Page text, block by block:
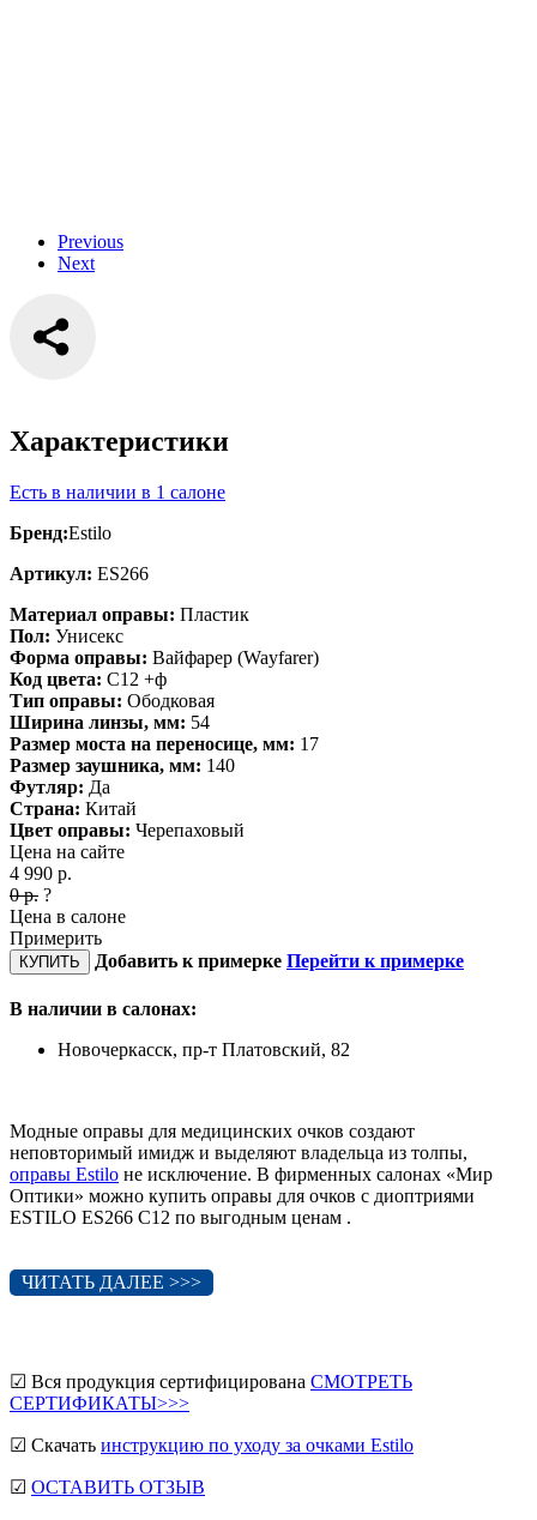
Previous
Next
Характеристики
Есть в наличии в 1 салоне
Бренд:Estilo
Артикул: ES266
Материал оправы: Пластик
Пол: Унисекс
Форма оправы: Вайфарер (Wayfarer)
Код цвета: C12 +ф
Тип оправы: Ободковая
Ширина линзы, мм: 54
Размер моста на переносице, мм: 17
Размер заушника, мм: 140
Футляр: Да
Страна: Китай
Цвет оправы: Черепаховый
Цена на сайте
4 990 р.
0р. ?
Цена в салоне
Примерить
КУПИТЬ Добавить к примерке Перейти к примерке
В наличии в салонах:
Новочеркасск, пр-т Платовский, 82
Модные оправы для медицинских очков создают
неповторимый имидж и выделяют владельца из толпы,
оправы Estilo не исключение. В фирменных салонах «Мир
Оптики» можно купить оправы для очков с диоптриями
ESTILO ES266 C12 по выгодным ценам .
ЧИТАТЬ ДАЛЕЕ >>>
☑ Вся продукция сертифицирована СМОТРЕТЬ
СЕРТИФИКАТЫ>>>
☑ Скачать инструкцию по уходу за очками Estilo
☑ ОСТАВИТЬ ОТЗЫВ